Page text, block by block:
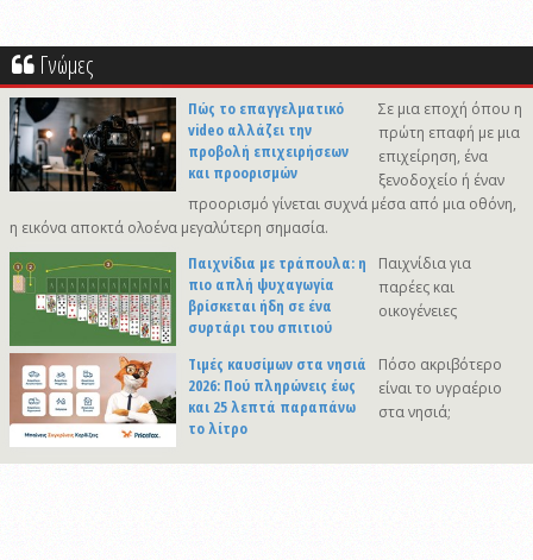
Γνώμες
Πώς το επαγγελματικό
video αλλάζει την
προβολή επιχειρήσεων
και προορισμών
Σε μια εποχή όπου η
πρώτη επαφή με μια
επιχείρηση, ένα
ξενοδοχείο ή έναν
προορισμό γίνεται συχνά μέσα από μια οθόνη,
η εικόνα αποκτά ολοένα μεγαλύτερη σημασία.
Παιχνίδια με τράπουλα: η
πιο απλή ψυχαγωγία
βρίσκεται ήδη σε ένα
συρτάρι του σπιτιού
Παιχνίδια για
παρέες και
οικογένειες
Τιμές καυσίμων στα νησιά
2026: Πού πληρώνεις έως
και 25 λεπτά παραπάνω
το λίτρο
Πόσο ακριβότερο
είναι το υγραέριο
στα νησιά;